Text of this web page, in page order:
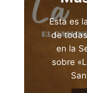
Esta es
de
en la
sobre